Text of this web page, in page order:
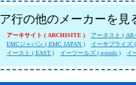
ア行の他のメーカーを見
アーキサイト ( ARCHISITE )
アーネスト (
EMCジャパン ( EMC JAPAN )
イーサプライズ
イースト ( EAST )
イーツールズ ( e-tools ) イ